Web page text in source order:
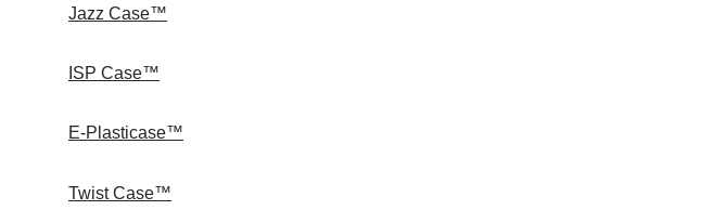
Jazz Case™
ISP Case™
E-Plasticase™
Twist Case™